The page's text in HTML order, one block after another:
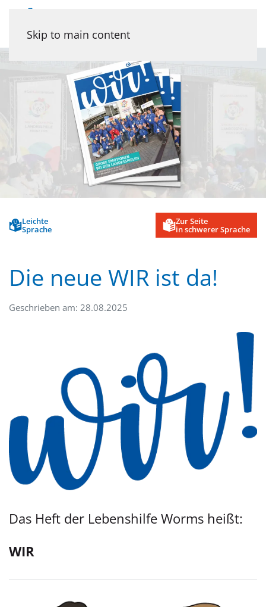
Skip to main content
Leichte
Sprache
Zur Seite
in schwerer Sprache
Die neue WIR ist da!
Geschrieben am: 28.08.2025
Das Heft der Lebenshilfe Worms heißt:
WIR